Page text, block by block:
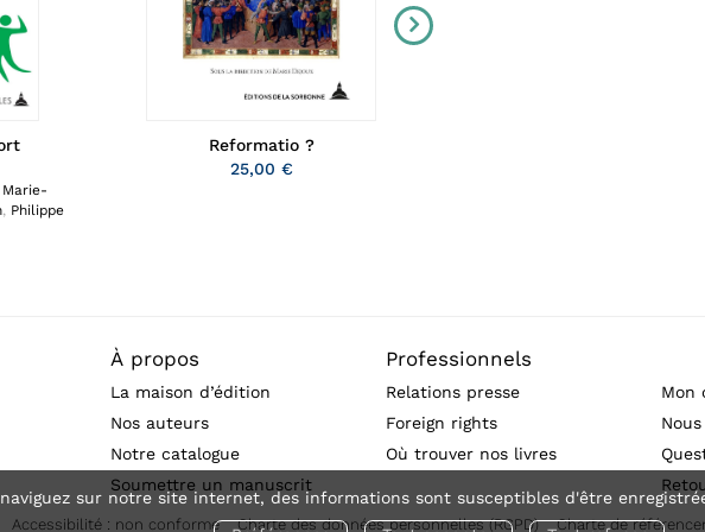
sur notre site internet, des informations sont susceptibles d'être
Marie-
, Philippe
Reformatio ?
25,00 €
À propos
La maison d’édition
Nos auteurs
Notre catalogue
Soumettre un manuscrit
Professionnels
Relations presse
Foreign rights
Où trouver nos livres
Mon
Accessibilité : non conforme Charte des données personnelles (RGPD) Charte de